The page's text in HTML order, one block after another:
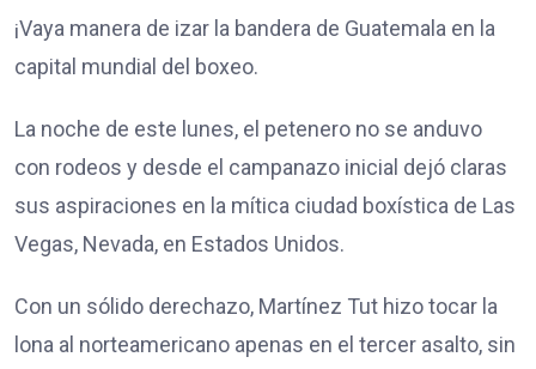
¡Vaya manera de izar la bandera de Guatemala en la
capital mundial del boxeo.
La noche de este lunes, el petenero no se anduvo
con rodeos y desde el campanazo inicial dejó claras
sus aspiraciones en la mítica ciudad boxística de Las
Vegas, Nevada, en Estados Unidos.
Con un sólido derechazo, Martínez Tut hizo tocar la
lona al norteamericano apenas en el tercer asalto, sin